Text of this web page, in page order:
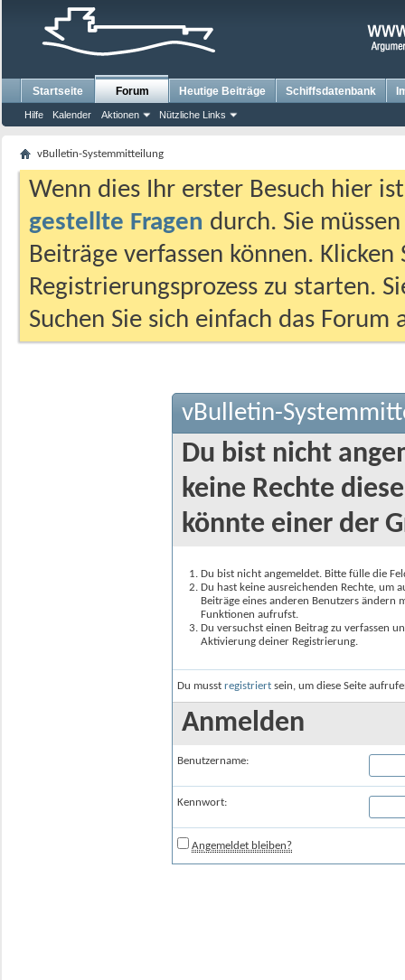
Startseite Forum
Hilfe Kalender Aktionen Nützliche Links
Heutige Beiträge Schiffsdatenbank
vBulletin-Systemmitteilung
Wenn dies Ihr erster Besuch hier
gestellte Fragen durch. Sie
Beiträge verfassen können.
Registrierungsprozess zu starten.
Suchen Sie sich einfach das
vBulletin-
Du bist nicht
keine Rechte
könnte einer der
Du bist nicht angemeldet. Bitte fülle die
Du hast keine ausreichenden Rechte, um
Beiträge eines anderen Benutzers
Funktionen aufrufst.
Du versuchst einen Beitrag zu verfassen
Aktivierung deiner Registrierung.
Du musst registriert sein, um diese Seite
Anmelden
Benutzername:
Kennwort:
Angemeldet bleiben?